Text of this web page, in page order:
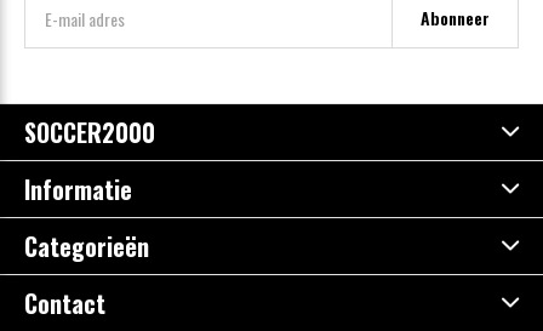
Abonneer
SOCCER2000
Informatie
Categorieën
Contact